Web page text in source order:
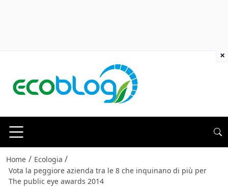
Home / Ecologia /
Vota la peggiore azienda tra le 8 che inquinano di più per
The public eye awards 2014
×